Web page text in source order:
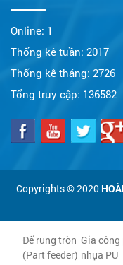
Online: 1
Thống kê tuần: 2017
Thống kê tháng: 2726
Tổng truy cập: 136582
Copyrights © 2020
Đế rung tròn
(Part feeder)
Gia công
nhựa PU